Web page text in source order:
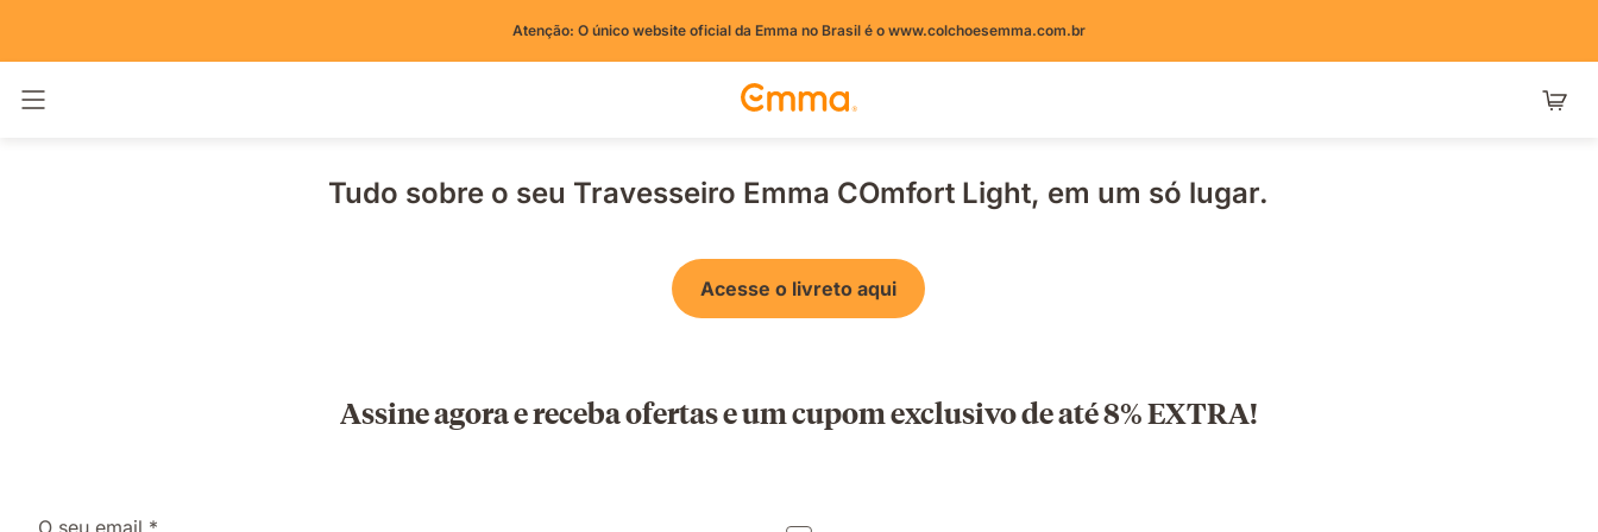
Atenção: O único website oficial da Emma no Brasil é o www.colchoesemma.com.br
Tudo sobre o seu Travesseiro Emma COmfort Light, em um só lugar.
Acesse o livreto aqui
Assine agora e receba ofertas e um cupom exclusivo de até 8% EXTRA!
O seu email *